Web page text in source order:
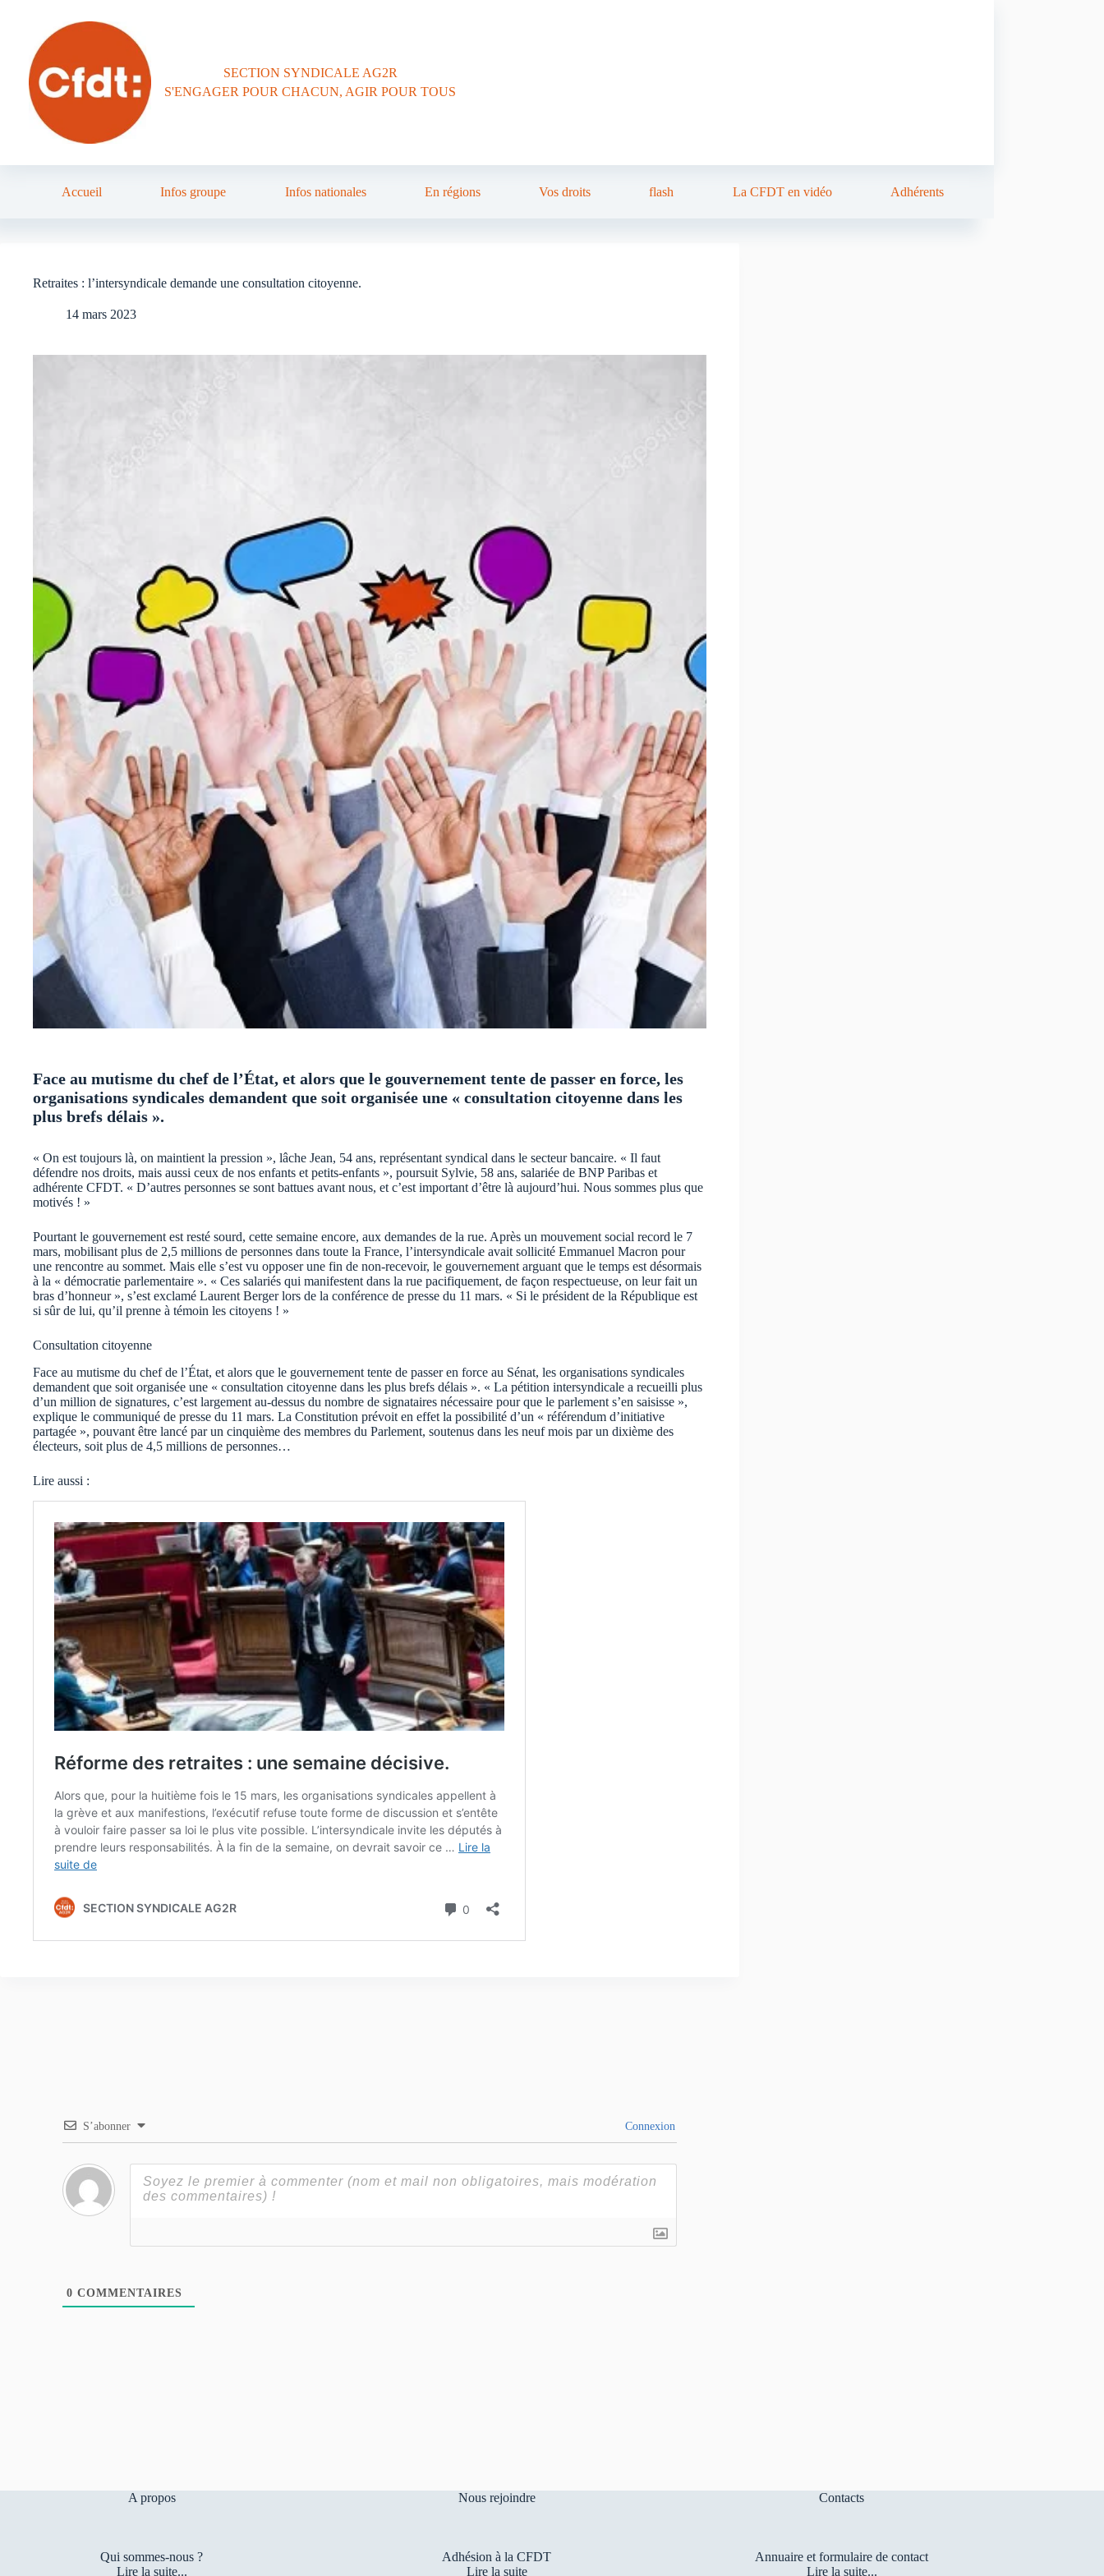
SECTION SYNDICALE AG2R
S'ENGAGER POUR CHACUN, AGIR POUR TOUS
Accueil Infos groupe Infos nationales En régions Vos droits flash La CFDT en vidéo Adhérents
Retraites : l’intersyndicale demande une consultation citoyenne.
14 mars 2023
Face au mutisme du chef de l’État, et alors que le gouvernement tente de passer en force, les
organisations syndicales demandent que soit organisée une « consultation citoyenne dans les
plus brefs délais ».
« On est toujours là, on maintient la pression », lâche Jean, 54 ans, représentant syndical dans le secteur bancaire. « Il faut
défendre nos droits, mais aussi ceux de nos enfants et petits-enfants », poursuit Sylvie, 58 ans, salariée de BNP Paribas et
adhérente CFDT. « D’autres personnes se sont battues avant nous, et c’est important d’être là aujourd’hui. Nous sommes plus que
motivés ! »
Pourtant le gouvernement est resté sourd, cette semaine encore, aux demandes de la rue. Après un mouvement social record le 7
mars, mobilisant plus de 2,5 millions de personnes dans toute la France, l’intersyndicale avait sollicité Emmanuel Macron pour
une rencontre au sommet. Mais elle s’est vu opposer une fin de non-recevoir, le gouvernement arguant que le temps est désormais
à la « démocratie parlementaire ». « Ces salariés qui manifestent dans la rue pacifiquement, de façon respectueuse, on leur fait un
bras d’honneur », s’est exclamé Laurent Berger lors de la conférence de presse du 11 mars. « Si le président de la République est
si sûr de lui, qu’il prenne à témoin les citoyens ! »
Consultation citoyenne
Face au mutisme du chef de l’État, et alors que le gouvernement tente de passer en force au Sénat, les organisations syndicales
demandent que soit organisée une « consultation citoyenne dans les plus brefs délais ». « La pétition intersyndicale a recueilli plus
d’un million de signatures, c’est largement au-dessus du nombre de signataires nécessaire pour que le parlement s’en saisisse »,
explique le communiqué de presse du 11 mars. La Constitution prévoit en effet la possibilité d’un « référendum d’initiative
partagée », pouvant être lancé par un cinquième des membres du Parlement, soutenus dans les neuf mois par un dixième des
électeurs, soit plus de 4,5 millions de personnes…
Lire aussi :
S’abonner Connexion
0 COMMENTAIRES
A propos
Qui sommes-nous ?
Lire la suite...
Nous rejoindre
Adhésion à la CFDT
Lire la suite
Contacts
Annuaire et formulaire de contact
Lire la suite...